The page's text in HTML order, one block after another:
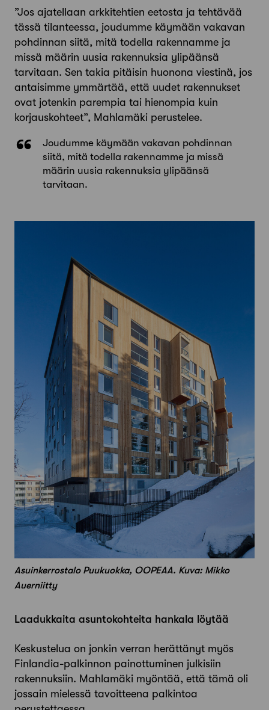
”Jos ajatellaan arkkitehtien eetosta ja tehtävää
tässä tilanteessa, joudumme käymään vakavan
pohdinnan siitä, mitä todella rakennamme ja
missä määrin uusia rakennuksia ylipäänsä
tarvitaan. Sen takia pitäisin huonona viestinä, jos
antaisimme ymmärtää, että uudet rakennukset
ovat jotenkin parempia tai hienompia kuin
korjauskohteet”, Mahla­mäki perustelee.
Joudumme käymään vakavan pohdinnan
siitä, mitä todella rakennamme ja missä
määrin uusia rakennuksia ylipäänsä
tarvitaan.
Asuinkerrostalo Puukuokka, OOPEAA. Kuva: Mikko
Auerniitty
Laadukkaita asuntokohteita hankala löytää
Keskustelua on jonkin verran herättänyt myös
Finlandia-palkinnon painottuminen julkisiin
rakennuksiin. Mahlamäki myöntää, että tämä oli
jossain mielessä tavoitteena palkintoa